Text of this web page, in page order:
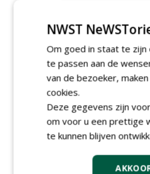
30-07-
30-07-
bij
22-07-
NWST
Om goed in staat te zijn
te passen aan de
van de bezoeker,
cookies.
Deze gegevens zijn
om voor u een prettige
te kunnen blijven